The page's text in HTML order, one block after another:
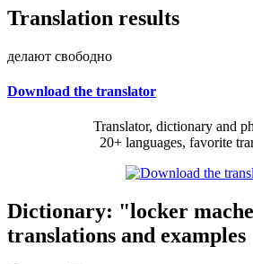
Translation results
делают свободно
Download the translator
Translator, dictionary and
20+ languages, favorite
Dictionary: "locker
translations and examples